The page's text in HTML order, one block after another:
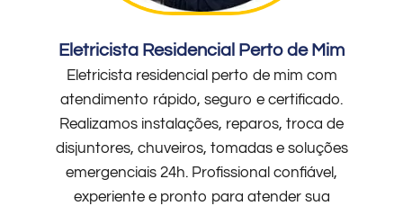
Eletricista Residencial Perto de Mim
Eletricista residencial perto de mim com
atendimento rápido, seguro e certificado.
Realizamos instalações, reparos, troca de
disjuntores, chuveiros, tomadas e soluções
emergenciais 24h. Profissional confiável,
experiente e pronto para atender sua